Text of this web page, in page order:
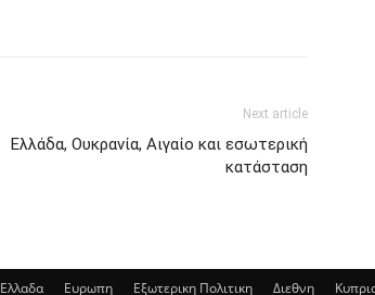
Next article
Ελλάδα, Ουκρανία, Αιγαίο και εσωτερική
κατάσταση
Ελλαδα Ευρωπη Εξωτερικη Πολιτικη Διεθνη